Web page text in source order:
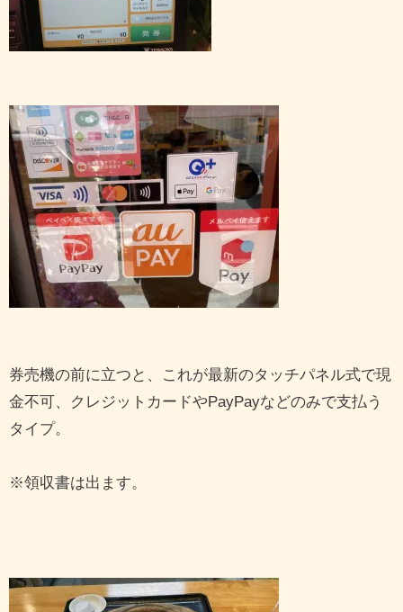
券売機の前に立つと、これが最新のタッチパネル式で現
金不可、クレジットカードやPayPayなどのみで支払う
タイプ。
※領収書は出ます。